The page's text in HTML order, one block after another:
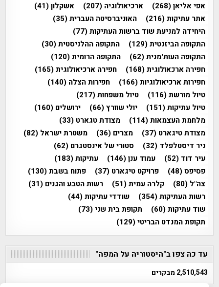
אפי אליאן(268) ארכיאולוגיה (207) אשקלון(41)
אתר עתיקות(216) האוניברסיטה העברית(35)
היחידה למניעת שוד ברשות העתיקות(77)
התקופה הביזנטית(129) התקופה ההלניסטית(30)
התקופה העות'מנית(62) התקופה הרומית(120)
חפירה ארכאולוגית(168) חפירה ארכיאולוגית(165)
חפירות ארכיאולוגיות(166) חפירות הצלה (140)
טיול מורשת(116) טיול משפחות(217)
טיול עתיקות(151) יולי שוורץ(66) ירושלים (160)
מלחמת העצמאות(114) מצודת טגארט (33)
מצודת טיגארט (37) מצרים (36) משטרת ישראל (82)
ניר דיסטלפלד (32) סטורי של אינסטגרם (62)
עיר דוד (52) עמוד ענן(146) עתיקות(183)
פסיפס(48) פרויקט טיגארט (37) פתוח בשבת(130)
צה"ל (80) קלרה עמית(51) רשות הטבע והגנים (31)
רשות העתיקות(354) שודדי עתיקות(44)
שוד עתיקות(60) תקופת בית שני(73)
תקופת המנדט הבריטי(129)
עד כה צפו ב"היסטוריה על המפה"
2,510,543 מבקרים